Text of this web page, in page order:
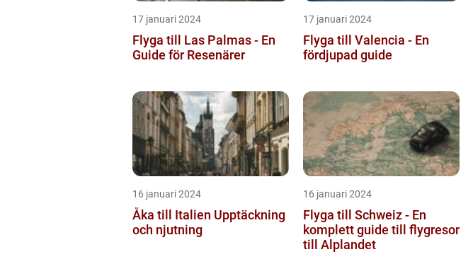
17 januari 2024
Flyga till Las Palmas - En
Guide för Resenärer
17 januari 2024
Flyga till Valencia - En
fördjupad guide
16 januari 2024
Åka till Italien Upptäckning
och njutning
16 januari 2024
Flyga till Schweiz - En
komplett guide till flygresor
till Alplandet